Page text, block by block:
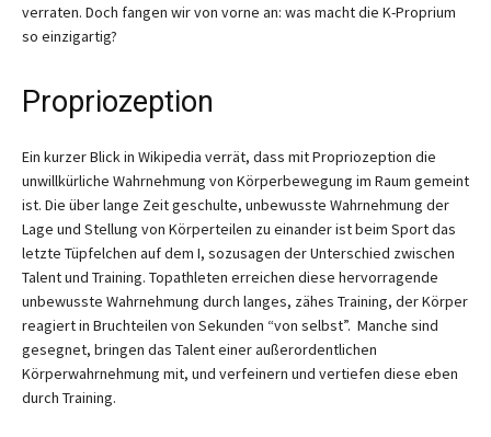
verraten. Doch fangen wir von vorne an: was macht die K-Proprium
so einzigartig?
Propriozeption
Ein kurzer Blick in Wikipedia verrät, dass mit Propriozeption die
unwillkürliche Wahrnehmung von Körperbewegung im Raum gemeint
ist. Die über lange Zeit geschulte, unbewusste Wahrnehmung der
Lage und Stellung von Körperteilen zu einander ist beim Sport das
letzte Tüpfelchen auf dem I, sozusagen der Unterschied zwischen
Talent und Training. Topathleten erreichen diese hervorragende
unbewusste Wahrnehmung durch langes, zähes Training, der Körper
reagiert in Bruchteilen von Sekunden “von selbst”. Manche sind
gesegnet, bringen das Talent einer außerordentlichen
Körperwahrnehmung mit, und verfeinern und vertiefen diese eben
durch Training.